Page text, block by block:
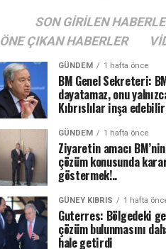
SON GIRILEN
ÖNE ÇIKAN HABERLER
GÜNDEM 1 hafta önce
BM Genel Sekreteri:
dayatamaz, onu
Kıbrıslılar inşa
GÜNDEM 1 hafta önce
Ziyaretin amacı BM’nin
çözüm konusunda
göstermek!..
GÜNEY KIBRIS 1 hafta
Guterres: Bölgedeki
çözüm bulunmasını
hale getirdi